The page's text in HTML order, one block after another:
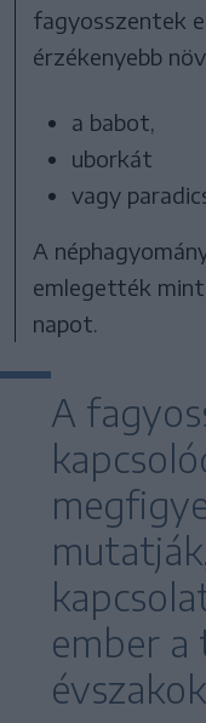
fagyosszentek
érzékenyebb
a babot,
uborkát
vagy
A
emlegették
napot.
A
ember a